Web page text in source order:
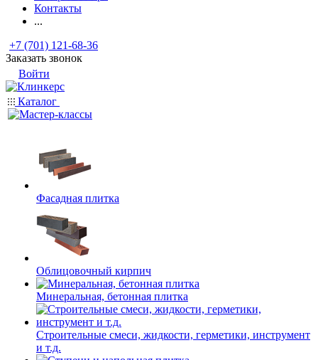
Контакты
...
+7 (701) 121-68-36
Заказать звонок
Войти
Каталог
Фасадная плитка
Облицовочный кирпич
Минеральная, бетонная плитка
Строительные смеси, жидкости, герметики, инструмент
и т.д.